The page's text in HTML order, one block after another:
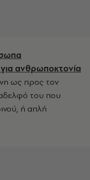
ανθρωποκτονία
ως προς τον
του που
ή απλή